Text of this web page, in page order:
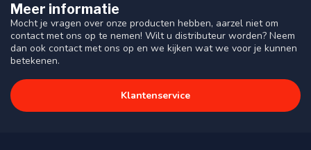
Meer informatie
Mocht je vragen over onze producten hebben, aarzel niet om
contact met ons op te nemen! Wilt u distributeur worden? Neem
dan ook contact met ons op en we kijken wat we voor je kunnen
betekenen.
Klantenservice